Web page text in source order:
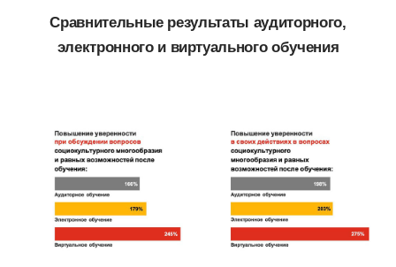
Сравнительные результаты аудиторного,
электронного и виртуального обучения